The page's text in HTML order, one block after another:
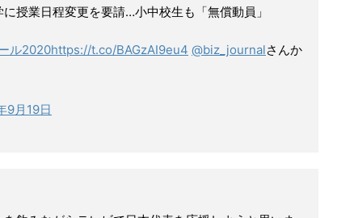
授業日程変更を要請…小中校生も「無償動員」
ル2020https://t.co/BAGzAI9eu4 @biz_journalさんか
9月19日